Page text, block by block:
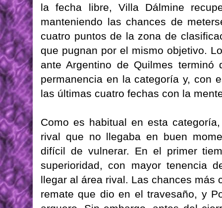
la fecha libre, Villa Dálmine
manteniendo las chances de
cuatro puntos de la zona de
que pugnan por el mismo objetivo.
ante Argentino de Quilmes terminó
permanencia en la categoría y, con
las últimas cuatro fechas con la
Como es habitual en esta
rival que no llegaba en buen
difícil de vulnerar. En el primer
superioridad, con mayor tenencia
llegar al área rival. Las chances más
remate que dio en el travesaño, y